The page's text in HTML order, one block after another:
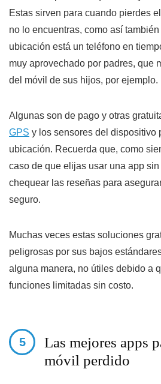
Estas sirven para cuando pierdes
no lo encuentras, como así
ubicación está un teléfono en
muy aprovechado por padres, que
del móvil de sus hijos, por ejemplo.
Algunas son de pago y otras
GPS y los sensores del dispositivo
ubicación. Recuerda que, como
caso de que elijas usar una app
chequear las reseñas para
seguro.
Muchas veces estas soluciones
peligrosas por sus bajos
alguna manera, no útiles debido a
funciones limitadas sin costo.
Las mejores apps
móvil perdido